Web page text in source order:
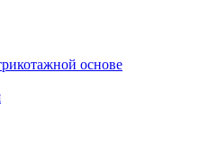
основе